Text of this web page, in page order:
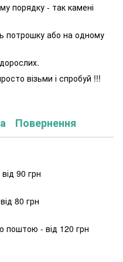
порядку - так камені
потрошку або на одному
візьми і спробуй !!!
Повернення
90 грн
80 грн
поштою - від 120 грн